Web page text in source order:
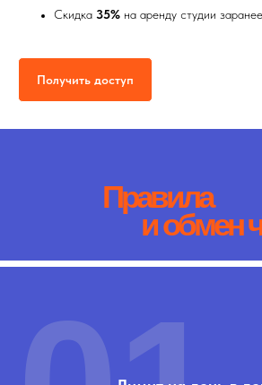
Скидка 35% на аренду студии
Получить доступ
Правила
и обмен